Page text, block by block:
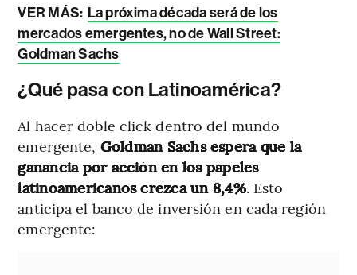
VER MÁS: La próxima década será de los
mercados emergentes, no de Wall Street:
Goldman Sachs
¿Qué pasa con Latinoamérica?
Al hacer doble click dentro del mundo
emergente, Goldman Sachs espera que la
ganancia por acción en los papeles
latinoamericanos crezca un 8,4%. Esto
anticipa el banco de inversión en cada región
emergente: